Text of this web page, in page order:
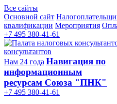
Все сайты
Основной сайт
квалификации Мероприятия
+7 495 380-41-61
консультантов
Нам 24 года Навигация по
информационным
ресурсам Союза "ПНК"
+7 495 380‑41‑61